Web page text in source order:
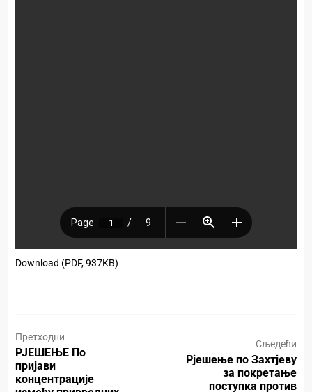
Download (PDF, 937KB)
Претходни
РЈЕШЕЊЕ По
пријави
концентрације
Сљедећи
Рјешење по Захтјеву
за покретање
поступка против